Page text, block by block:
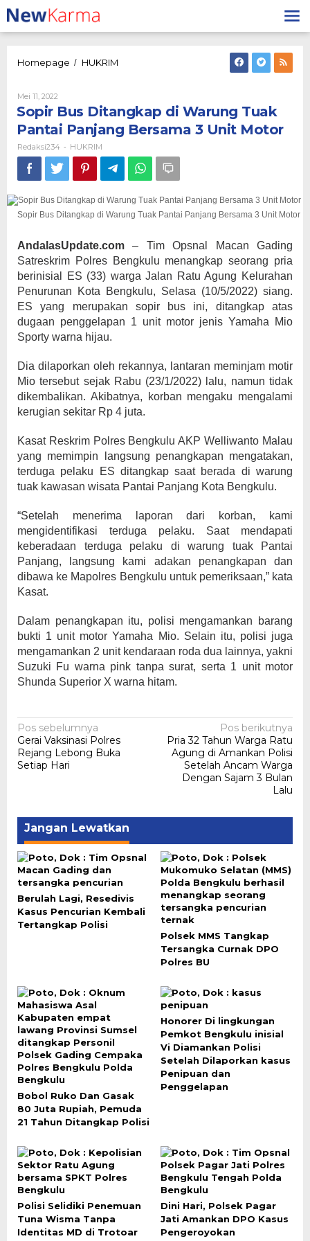
Lewati
ke
konten
Homepage / HUKRIM
Warung
Tuak
Pantai
Bersama
Motor
Mei 11, 2022
Redaksi234
Sopir Bus Ditangkap di Warung Tuak
Pantai Panjang Bersama 3 Unit Motor
Redaksi234 - HUKRIM
Sopir Bus Ditangkap di Warung Tuak Pantai Panjang Bersama 3 Unit Motor
AndalasUpdate.com – Tim Opsnal Macan Gading
Satreskrim Polres Bengkulu menangkap seorang pria
berinisial ES (33) warga Jalan Ratu Agung Kelurahan
Penurunan Kota Bengkulu, Selasa (10/5/2022) siang.
ES yang merupakan sopir bus ini, ditangkap atas
dugaan penggelapan 1 unit motor jenis Yamaha Mio
Sporty warna hijau.
Dia dilaporkan oleh rekannya, lantaran meminjam motir
Mio tersebut sejak Rabu (23/1/2022) lalu, namun tidak
dikembalikan. Akibatnya, korban mengaku mengalami
kerugian sekitar Rp 4 juta.
Kasat Reskrim Polres Bengkulu AKP Welliwanto Malau
yang memimpin langsung penangkapan mengatakan,
terduga pelaku ES ditangkap saat berada di warung
tuak kawasan wisata Pantai Panjang Kota Bengkulu.
“Setelah menerima laporan dari korban, kami
mengidentifikasi terduga pelaku. Saat mendapati
keberadaan terduga pelaku di warung tuak Pantai
Panjang, langsung kami adakan penangkapan dan
dibawa ke Mapolres Bengkulu untuk pemeriksaan,” kata
Kasat.
Dalam penangkapan itu, polisi mengamankan barang
bukti 1 unit motor Yamaha Mio. Selain itu, polisi juga
mengamankan 2 unit kendaraan roda dua lainnya, yakni
Suzuki Fu warna pink tanpa surat, serta 1 unit motor
Shunda Superior X warna hitam.
Navigasi
pos
Pos sebelumnya
Gerai Vaksinasi Polres
Rejang Lebong Buka
Setiap Hari
Pos berikutnya
Pria 32 Tahun Warga Ratu
Agung di Amankan Polisi
Setelah Ancam Warga
Dengan Sajam 3 Bulan
Lalu
Jangan Lewatkan
Berulah Lagi, Resedivis
Kasus Pencurian Kembali
Tertangkap Polisi
Polsek MMS Tangkap
Tersangka Curnak DPO
Polres BU
Bobol Ruko Dan Gasak
80 Juta Rupiah, Pemuda
21 Tahun Ditangkap Polisi
Honorer Di lingkungan
Pemkot Bengkulu inisial
Vi Diamankan Polisi
Setelah Dilaporkan kasus
Penipuan dan
Penggelapan
Polisi Selidiki Penemuan
Tuna Wisma Tanpa
Identitas MD di Trotoar
Dini Hari, Polsek Pagar
Jati Amankan DPO Kasus
Pengeroyokan